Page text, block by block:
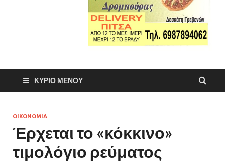
ΚΎΡΙΟ ΜΕΝΟΎ
ΟΙΚΟΝΟΜΙΑ
Έρχεται το «κόκκινο»
τιμολόγιο ρεύματος